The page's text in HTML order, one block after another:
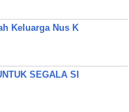
Keluarga Nus K
SEGALA SI